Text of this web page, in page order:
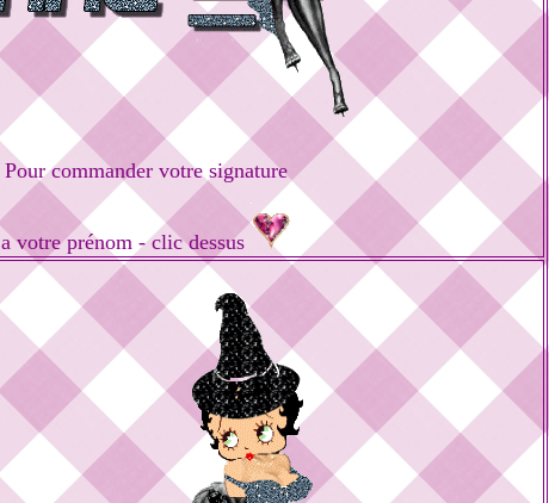
Pour commander votre signature
a votre prénom - clic dessus